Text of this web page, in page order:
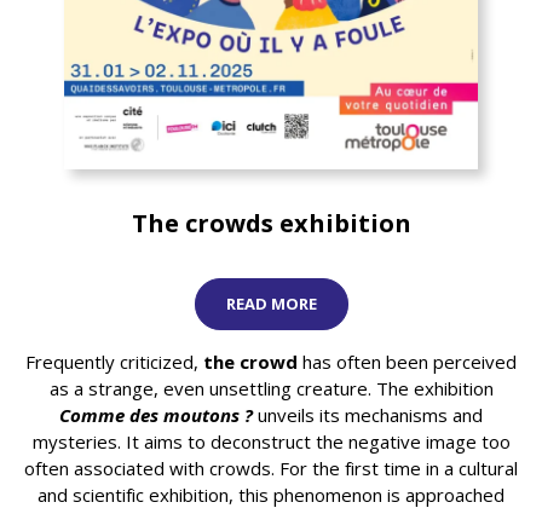
The crowds exhibition
READ MORE
Frequently criticized, the crowd has often been perceived
as a strange, even unsettling creature. The exhibition
Comme des moutons ?unveils its mechanisms and
mysteries. It aims to deconstruct the negative image too
often associated with crowds. For the first time in a cultural
and scientific exhibition, this phenomenon is approached